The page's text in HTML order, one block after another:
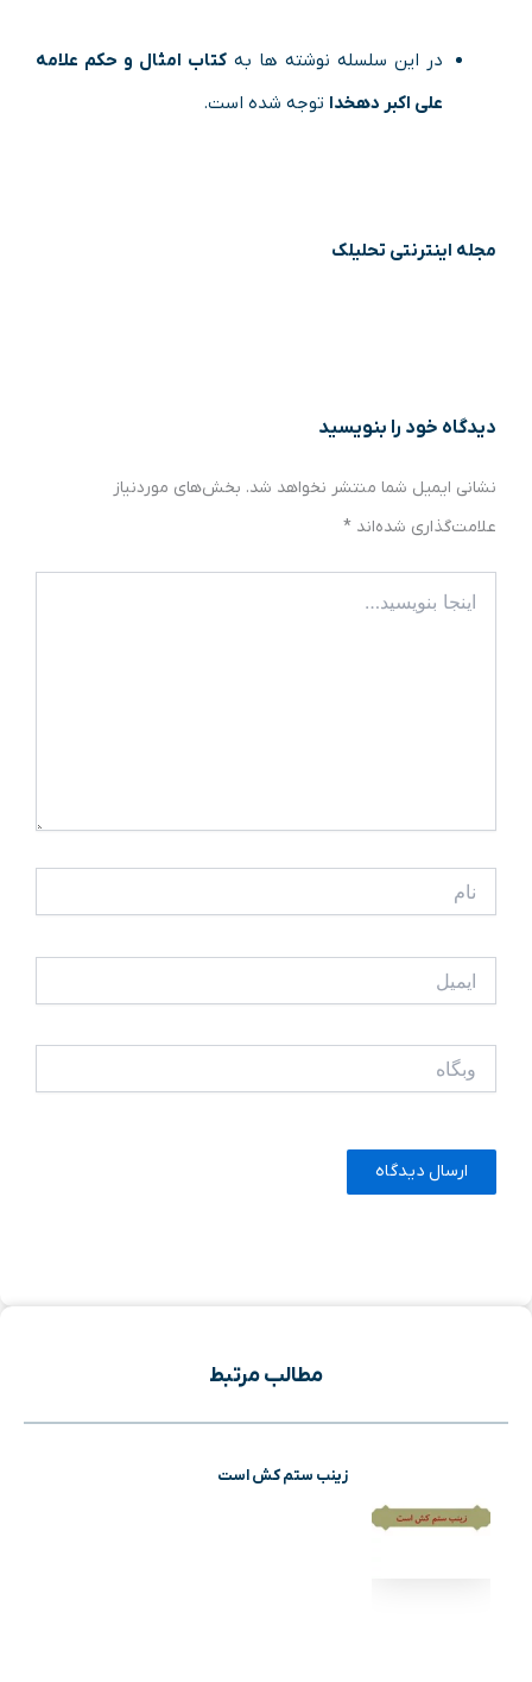
در این سلسله نوشته ها به کتاب امثال و حکم علامه
علی اکبر دهخدا توجه شده است.
مجله اینترنتی تحلیلک
دیدگاه‌ خود را بنویسید
نشانی ایمیل شما منتشر نخواهد شد. بخش‌های موردنیاز
علامت‌گذاری شده‌اند *
بنویسید…
مطالب مرتبط
زینب ستم کش است